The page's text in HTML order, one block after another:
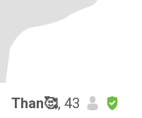
Than🥰, 43